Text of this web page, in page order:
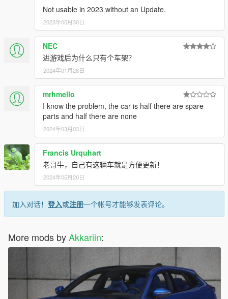
Not usable in 2023 without an Update.
2023年05月30日
NEC
进游戏后为什么只有个车架？
2024年01月28日
mrhmello
I know the problem, the car is half there are spare
parts and half there are none
2024年03月03日
Francis Urquhart
老哥牛，自己有这辆车就是方便更新！
2024年05月20日
加入对话！ 登入或注册一个帐号才能够发表评论。
More mods byAkkariin: